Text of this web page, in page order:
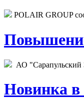
POLAIR GROUP
АО "Сарапульский
Новинка в